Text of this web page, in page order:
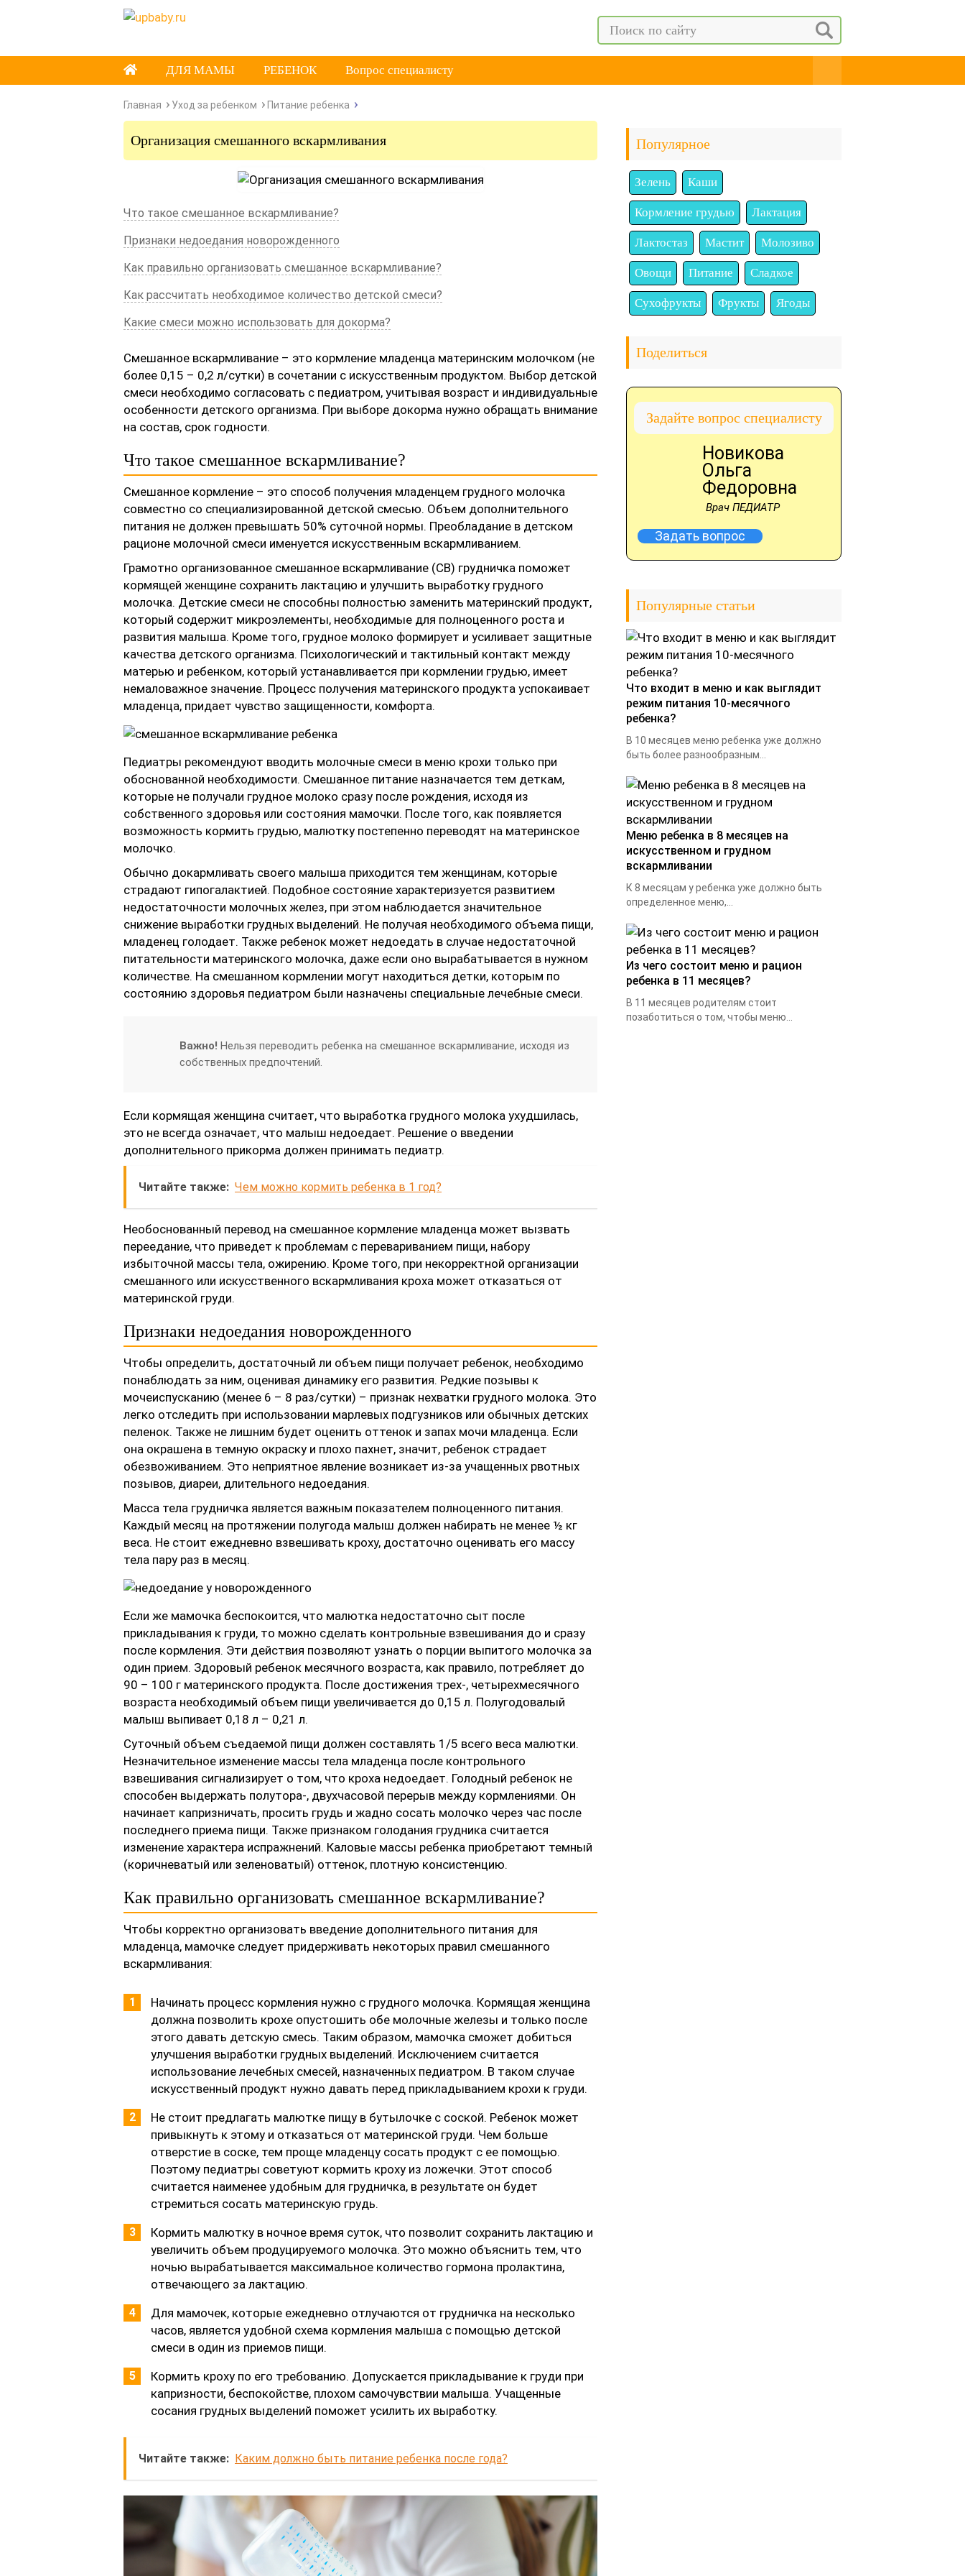
ДЛЯ МАМЫ РЕБЕНОК Вопрос специалисту
Главная Уход за ребенком Питание ребенка
Организация смешанного вскармливания
Что такое смешанное вскармливание?
Признаки недоедания новорожденного
Как правильно организовать смешанное вскармливание?
Как рассчитать необходимое количество детской смеси?
Какие смеси можно использовать для докорма?
Смешанное вскармливание – это кормление младенца материнским молочком (не
более 0,15 – 0,2 л/сутки) в сочетании с искусственным продуктом. Выбор детской
смеси необходимо согласовать с педиатром, учитывая возраст и индивидуальные
особенности детского организма. При выборе докорма нужно обращать внимание
на состав, срок годности.
Что такое смешанное вскармливание?
Смешанное кормление – это способ получения младенцем грудного молочка
совместно со специализированной детской смесью. Объем дополнительного
питания не должен превышать 50% суточной нормы. Преобладание в детском
рационе молочной смеси именуется искусственным вскармливанием.
Грамотно организованное смешанное вскармливание (СВ) грудничка поможет
кормящей женщине сохранить лактацию и улучшить выработку грудного
молочка. Детские смеси не способны полностью заменить материнский продукт,
который содержит микроэлементы, необходимые для полноценного роста и
развития малыша. Кроме того, грудное молоко формирует и усиливает защитные
качества детского организма. Психологический и тактильный контакт между
матерью и ребенком, который устанавливается при кормлении грудью, имеет
немаловажное значение. Процесс получения материнского продукта успокаивает
младенца, придает чувство защищенности, комфорта.
Педиатры рекомендуют вводить молочные смеси в меню крохи только при
обоснованной необходимости. Смешанное питание назначается тем деткам,
которые не получали грудное молоко сразу после рождения, исходя из
собственного здоровья или состояния мамочки. После того, как появляется
возможность кормить грудью, малютку постепенно переводят на материнское
молочко.
Обычно докармливать своего малыша приходится тем женщинам, которые
страдают гипогалактией. Подобное состояние характеризуется развитием
недостаточности молочных желез, при этом наблюдается значительное
снижение выработки грудных выделений. Не получая необходимого объема пищи,
младенец голодает. Также ребенок может недоедать в случае недостаточной
питательности материнского молочка, даже если оно вырабатывается в нужном
количестве. На смешанном кормлении могут находиться детки, которым по
состоянию здоровья педиатром были назначены специальные лечебные смеси.
Важно! Нельзя переводить ребенка на смешанное вскармливание, исходя из
собственных предпочтений.
Если кормящая женщина считает, что выработка грудного молока ухудшилась,
это не всегда означает, что малыш недоедает. Решение о введении
дополнительного прикорма должен принимать педиатр.
Читайте также: Чем можно кормить ребенка в 1 год?
Необоснованный перевод на смешанное кормление младенца может вызвать
переедание, что приведет к проблемам с перевариванием пищи, набору
избыточной массы тела, ожирению. Кроме того, при некорректной организации
смешанного или искусственного вскармливания кроха может отказаться от
материнской груди.
Признаки недоедания новорожденного
Чтобы определить, достаточный ли объем пищи получает ребенок, необходимо
понаблюдать за ним, оценивая динамику его развития. Редкие позывы к
мочеиспусканию (менее 6 – 8 раз/сутки) – признак нехватки грудного молока. Это
легко отследить при использовании марлевых подгузников или обычных детских
пеленок. Также не лишним будет оценить оттенок и запах мочи младенца. Если
она окрашена в темную окраску и плохо пахнет, значит, ребенок страдает
обезвоживанием. Это неприятное явление возникает из-за учащенных рвотных
позывов, диареи, длительного недоедания.
Масса тела грудничка является важным показателем полноценного питания.
Каждый месяц на протяжении полугода малыш должен набирать не менее ½ кг
веса. Не стоит ежедневно взвешивать кроху, достаточно оценивать его массу
тела пару раз в месяц.
Если же мамочка беспокоится, что малютка недостаточно сыт после
прикладывания к груди, то можно сделать контрольные взвешивания до и сразу
после кормления. Эти действия позволяют узнать о порции выпитого молочка за
один прием. Здоровый ребенок месячного возраста, как правило, потребляет до
90 – 100 г материнского продукта. После достижения трех-, четырехмесячного
возраста необходимый объем пищи увеличивается до 0,15 л. Полугодовалый
малыш выпивает 0,18 л – 0,21 л.
Суточный объем съедаемой пищи должен составлять 1/5 всего веса малютки.
Незначительное изменение массы тела младенца после контрольного
взвешивания сигнализирует о том, что кроха недоедает. Голодный ребенок не
способен выдержать полутора-, двухчасовой перерыв между кормлениями. Он
начинает капризничать, просить грудь и жадно сосать молочко через час после
последнего приема пищи. Также признаком голодания грудника считается
изменение характера испражнений. Каловые массы ребенка приобретают темный
(коричневатый или зеленоватый) оттенок, плотную консистенцию.
Как правильно организовать смешанное вскармливание?
Чтобы корректно организовать введение дополнительного питания для
младенца, мамочке следует придерживать некоторых правил смешанного
вскармливания:
Начинать процесс кормления нужно с грудного молочка. Кормящая женщина
должна позволить крохе опустошить обе молочные железы и только после
этого давать детскую смесь. Таким образом, мамочка сможет добиться
улучшения выработки грудных выделений. Исключением считается
использование лечебных смесей, назначенных педиатром. В таком случае
искусственный продукт нужно давать перед прикладыванием крохи к груди.
Не стоит предлагать малютке пищу в бутылочке с соской. Ребенок может
привыкнуть к этому и отказаться от материнской груди. Чем больше
отверстие в соске, тем проще младенцу сосать продукт с ее помощью.
Поэтому педиатры советуют кормить кроху из ложечки. Этот способ
считается наименее удобным для грудничка, в результате он будет
стремиться сосать материнскую грудь.
Кормить малютку в ночное время суток, что позволит сохранить лактацию и
увеличить объем продуцируемого молочка. Это можно объяснить тем, что
ночью вырабатывается максимальное количество гормона пролактина,
отвечающего за лактацию.
Для мамочек, которые ежедневно отлучаются от грудничка на несколько
часов, является удобной схема кормления малыша с помощью детской
смеси в один из приемов пищи.
Кормить кроху по его требованию. Допускается прикладывание к груди при
капризности, беспокойстве, плохом самочувствии малыша. Учащенные
сосания грудных выделений поможет усилить их выработку.
Читайте также: Каким должно быть питание ребенка после года?
Популярное
Зелень Каши
Кормление грудью Лактация
Лактостаз Мастит Молозиво
Овощи Питание Сладкое
Сухофрукты Фрукты Ягоды
Поделиться
Задайте вопрос специалисту
Новикова
Ольга
Федоровна
Врач ПЕДИАТР
Задать вопрос
Популярные статьи
Что входит в меню и как выглядит
режим питания 10-месячного
ребенка?
В 10 месяцев меню ребенка уже должно
быть более разнообразным...
Меню ребенка в 8 месяцев на
искусственном и грудном
вскармливании
К 8 месяцам у ребенка уже должно быть
определенное меню,...
Из чего состоит меню и рацион
ребенка в 11 месяцев?
В 11 месяцев родителям стоит
позаботиться о том, чтобы меню...